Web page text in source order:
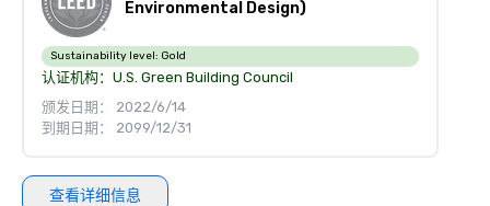
Environmental Design)
Sustainability level: Gold
认证机构： U.S. Green Building Council
颁发日期： 2022/6/14
到期日期： 2099/12/31
查看详细信息